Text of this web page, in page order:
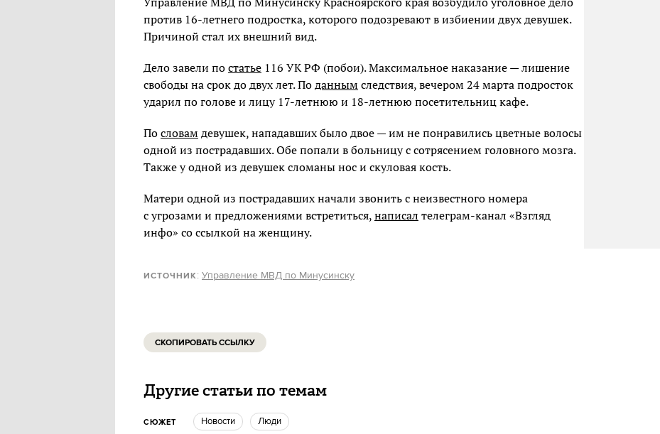
против 16-летнего подростка, которого подозревают в избиении двух девушек.
Причиной стал их внешний вид.
Дело завели постатье 116 УК РФ (побои). Максимальное наказание — лишение
свободы на срок до двух лет. Поданнымследствия, вечером 24 марта подросток
ударил по голове и лицу 17-летнюю и 18-летнюю посетительниц кафе.
Пословамдевушек, нападавших было двое — им не понравились цветные волосы
одной из пострадавших. Обе попали в больницу с сотрясением головного мозга.
Также у одной из девушек сломаны нос и скуловая кость.
Матери одной из пострадавших начали звонить с неизвестного номера
с угрозами и предложениями встретиться,написал телеграм-канал «Взгляд
инфо» со ссылкой на женщину.
ИСТОЧНИК: Управление МВД по Минусинску
СКОПИРОВАТЬ ССЫЛКУ
Другие статьи по темам
СЮЖЕТ новости люди